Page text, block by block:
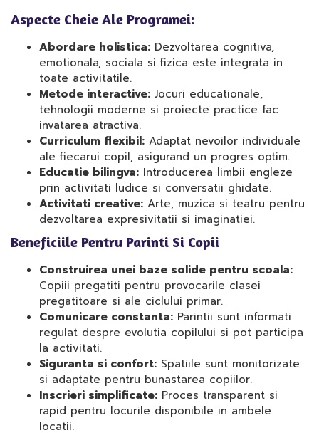
Aspecte Cheie Ale Programei:
Abordare holistica: Dezvoltarea cognitiva,
emotionala, sociala si fizica este integrata in
toate activitatile.
Metode interactive: Jocuri educationale,
tehnologii moderne si proiecte practice fac
invatarea atractiva.
Curriculum flexibil: Adaptat nevoilor individuale
ale fiecarui copil, asigurand un progres optim.
Educatie bilingva: Introducerea limbii engleze
prin activitati ludice si conversatii ghidate.
Activitati creative: Arte, muzica si teatru pentru
dezvoltarea expresivitatii si imaginatiei.
Beneficiile Pentru Parinti Si Copii
Construirea unei baze solide pentru scoala:
Copiii pregatiti pentru provocarile clasei
pregatitoare si ale ciclului primar.
Comunicare constanta: Parintii sunt informati
regulat despre evolutia copilului si pot participa
la activitati.
Siguranta si confort: Spatiile sunt monitorizate
si adaptate pentru bunastarea copiilor.
Inscrieri simplificate: Proces transparent si
rapid pentru locurile disponibile in ambele
locatii.